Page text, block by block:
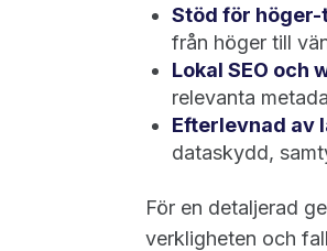
Stöd för
från höger till
Lokal SEO och
relevanta
Efterlevnad av
dataskydd,
För en detaljerad
verkligheten och